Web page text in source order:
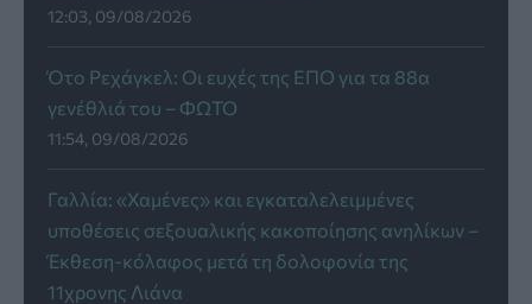
12:03, 09/08/2026
Ότο Ρεχάγκελ: Οι ευχές της EΠΟ για τα 88α
γενέθλιά του – ΦΩΤΟ
11:54, 09/08/2026
Γαλλία: «Χαμένες» και εγκαταλελειμμένες
υποθέσεις σεξουαλικής κακοποίησης ανηλίκων –
Έκθεση-κόλαφος μετά τη δολοφονία της
11χρονης Λιάνα